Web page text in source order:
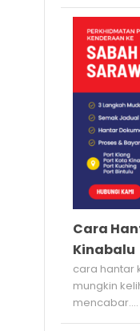
Cara
Kinabalu
cara hantar
mungkin
mencabar....